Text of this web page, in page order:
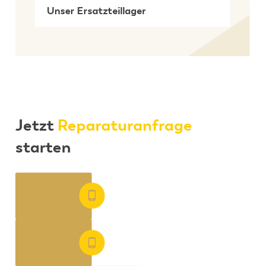
Unser Ersatzteillager
Jetzt Reparaturanfrage
starten
0 51 21 - 51 31 44
0 51 21 - 51 31 44